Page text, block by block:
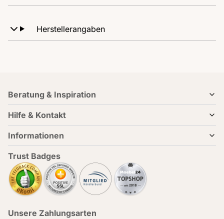
Herstellerangaben
Beratung & Inspiration
Hilfe & Kontakt
Informationen
Trust Badges
Unsere Zahlungsarten